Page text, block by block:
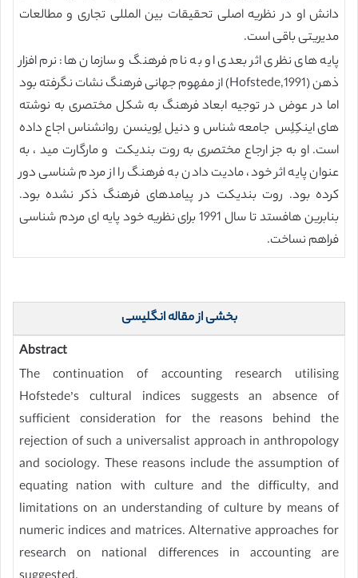
دانش او در نظریه اصلی تحقیقات بین المللی تجاری و مطالعات
مدیریتی باقی است.
پایه های نظری اثر بعدی او به نام فرهنگ و سازمان ها: نرم افزار
ذهن (Hofstede,1991) از مفهوم جهانی فرهنگ نشات نگرفته بود
اما در عوض در توجیه ابعاد فرهنگ به شکل مختصری به نوشته
های اینکِلِس جامعه شناس و دنیل لِوینسن روانشناس اجاع داده
است. او به جز ارجاع مختصری به روت بندیکت و مارگارت مید ، به
عنوان پایه اثر خود، مادیت دادن به فرهنگ را از مردم شناسی دور
کرده بود. روت بندیکت در پیامدهای فرهنگ ذکر نشده بود.
بنابرین هافستد تا سال 1991 برای نظریه خود پایه ای مردم شناسی
فراهم نساخت.
بخشی از مقاله انگلیسی
Abstract
The continuation of accounting research utilising
Hofstede’s cultural indices suggests an absence of
sufficient consideration for the reasons behind the
rejection of such a universalist approach in anthropology
and sociology. These reasons include the assumption of
equating nation with culture and the difficulty, and
limitations on an understanding of culture by means of
numeric indices and matrices. Alternative approaches for
research on national differences in accounting are